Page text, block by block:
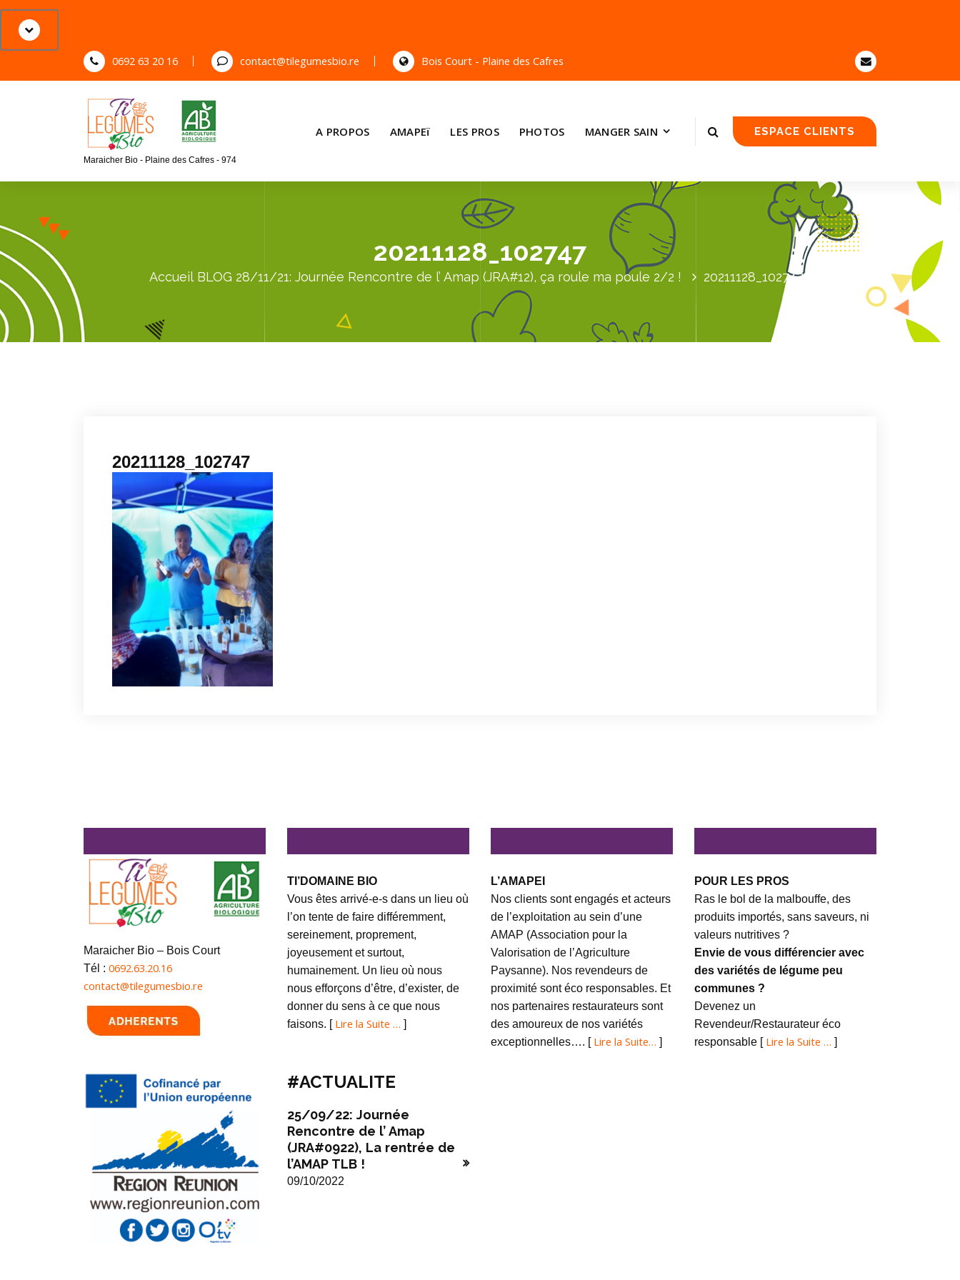
S
e
0692 63 20 16 contact@tilegumesbio.re Bois Court - Plaine des Cafres
Maraicher Bio - Plaine des Cafres - 974
A PROPOS AMAPEï LES PROS PHOTOS MANGER SAIN ESPACE CLIENTS
20211128_102747
Accueil BLOG 28/11/21: Journée Rencontre de l’ Amap (JRA#12), ça roule ma poule 2/2 ! 20211128_102747
20211128_102747
Maraicher Bio – Bois Court
Tél : 0692.63.20.16
contact@tilegumesbio.re
TI’DOMAINE BIO
Vous êtes arrivé-e-s dans un lieu où
l’on tente de faire différemment,
sereinement, proprement,
joyeusement et surtout,
humainement. Un lieu où nous
nous efforçons d’être, d’exister, de
donner du sens à ce que nous
faisons. [ Lire la Suite … ]
L’AMAPEI
Nos clients sont engagés et acteurs
de l’exploitation au sein d’une
AMAP (Association pour la
Valorisation de l’Agriculture
Paysanne). Nos revendeurs de
proximité sont éco responsables. Et
nos partenaires restaurateurs sont
des amoureux de nos variétés
exceptionnelles…. [ Lire la Suite… ]
POUR LES PROS
Ras le bol de la malbouffe, des
produits importés, sans saveurs, ni
valeurs nutritives ?
Envie de vous différencier avec
des variétés de légume peu
communes ?
Devenez un
Revendeur/Restaurateur éco
responsable [ Lire la Suite … ]
#ACTUALITE
25/09/22: Journée
Rencontre de l’ Amap
(JRA#0922), La rentrée de
l’AMAP TLB !
09/10/2022